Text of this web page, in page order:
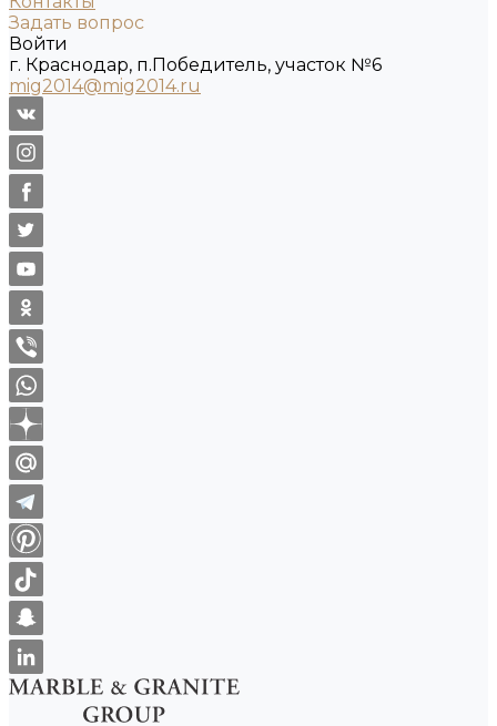
Задать вопрос
Войти
г. Краснодар, п.Победитель, участок №6
mig2014@mig2014.ru